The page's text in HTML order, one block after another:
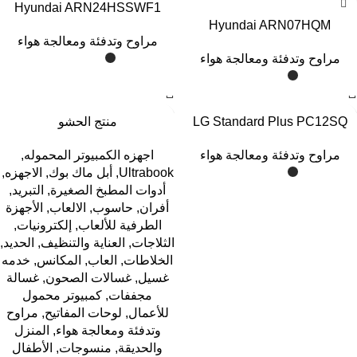
Viewsonic
1
Hyundai ARN07HQM
مراوح وتدفئة ومعالجة هواء
Hyundai ARN24HSSWF1
مراوح وتدفئة ومعالجة هواء
LG Standard Plus PC12SQ
مراوح وتدفئة ومعالجة هواء
منتج الحشو
اجهزه الكمبيوتر المحموله,
Ultrabook
, أبل ماك بوك, الاجهزه,
أدوات المطبخ الصغيرة, التبريد,
أفران, حاسوب, الالعاب, الأجهزة
الطرفية للألعاب, إلكترونيات,
الثلاجات, العناية والتنظيف, الحديد,
الخلاطات, العاب, المكانس, خدمه
غسيل,غسالات الصحون,غسالة
مجففات, كمبيوتر محمول
للأعمال, لوحات المفاتيح, مراوح
وتدفئة ومعالجة هواء, المنزل
والحديقة, منسوجات, الأطفال